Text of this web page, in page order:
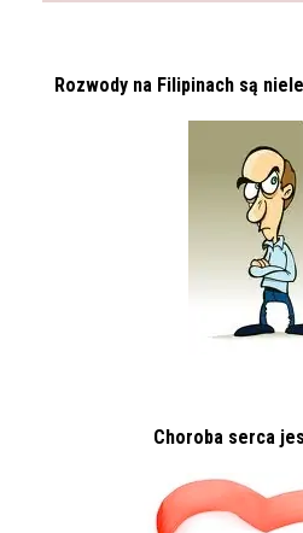
Rozwody na Filipinach są
Choroba serca